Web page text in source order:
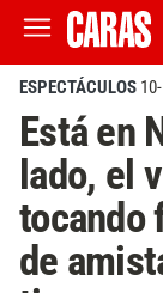
ESPECTÁCULOS
Está en
lado, el
tocando
de